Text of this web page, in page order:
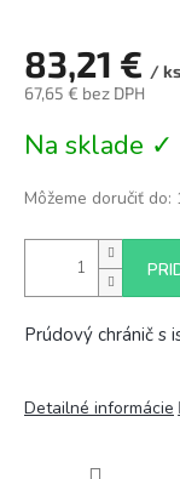
83,21 € / ks
67,65 € bez DPH
cena:
Na sklade ✓
Môžeme doručiť do:
Prúdový chránič s
Detailné informácie